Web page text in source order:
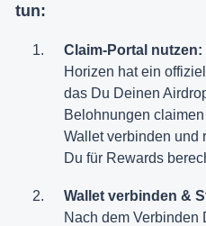
tun:
Claim-Portal nutzen:
Horizen hat ein
das Du Deinen
Belohnungen
Wallet verbinden und
Du für Rewards
Wallet verbinden &
Nach dem Verbinden